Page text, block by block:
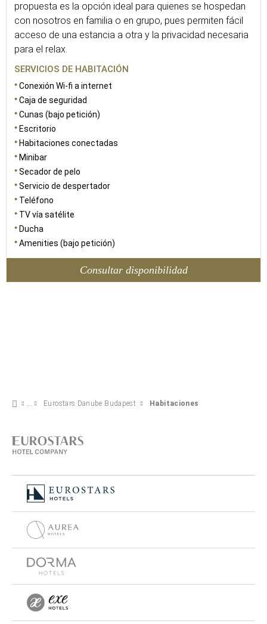
propuesta es la opción ideal para quienes se hospedan
con nosotros en familia o en grupo, pues permiten fácil
acceso de una estancia a otra y la privacidad necesaria
para el relax.
SERVICIOS DE HABITACIÓN
Conexión Wi-fi a internet
Caja de seguridad
Cunas (bajo petición)
Escritorio
Habitaciones conectadas
Minibar
Secador de pelo
Servicio de despertador
Teléfono
TV vía satélite
Ducha
Amenities (bajo petición)
Consultar disponibilidad
Eurostars Danube Budapest Habitaciones